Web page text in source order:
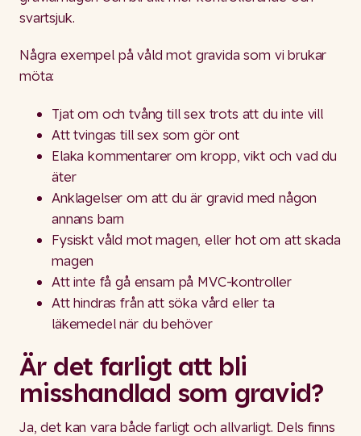
svartsjuk.
Några exempel på våld mot gravida som vi brukar
möta:
Tjat om och tvång till sex trots att du inte vill
Att tvingas till sex som gör ont
Elaka kommentarer om kropp, vikt och vad du
äter
Anklagelser om att du är gravid med någon
annans barn
Fysiskt våld mot magen, eller hot om att skada
magen
Att inte få gå ensam på MVC-kontroller
Att hindras från att söka vård eller ta
läkemedel när du behöver
Är det farligt att bli
misshandlad som gravid?
Ja, det kan vara både farligt och allvarligt. Dels finns